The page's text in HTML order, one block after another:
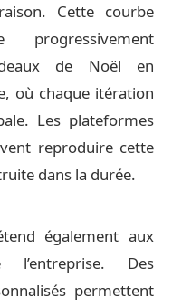
Cette courbe
progressivement
de Noël en
où chaque itération
Les plateformes
reproduire cette
dans la durée.
également aux
l’entreprise. Des
permettent